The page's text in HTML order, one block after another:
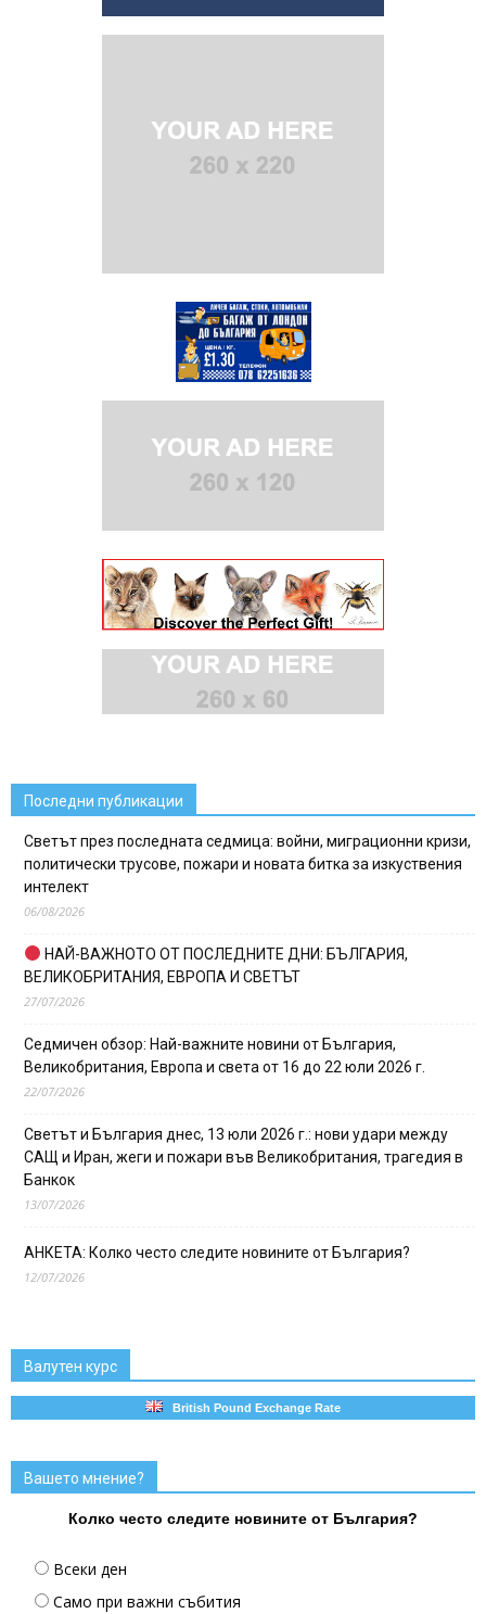
Последни публикации
Светът през последната седмица: войни, миграционни кризи,
политически трусове, пожари и новата битка за изкуствения
интелект
06/08/2026
НАЙ-ВАЖНОТО ОТ ПОСЛЕДНИТЕ ДНИ: БЪЛГАРИЯ,
ВЕЛИКОБРИТАНИЯ, ЕВРОПА И СВЕТЪТ
27/07/2026
Седмичен обзор: Най-важните новини от България,
Великобритания, Европа и света от 16 до 22 юли 2026 г.
22/07/2026
Светът и България днес, 13 юли 2026 г.: нови удари между
САЩ и Иран, жеги и пожари във Великобритания, трагедия в
Банкок
13/07/2026
АНКЕТА: Колко често следите новините от България?
12/07/2026
Валутен курс
British Pound Exchange Rate
Вашето мнение?
Колко често следите новините от България?
Всеки ден
Само при важни събития